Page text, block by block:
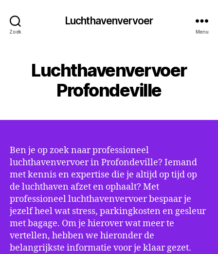
Zoek
Luchthavenvervoer
Menu
Luchthavenvervoer
Profondeville
Ben je op zoek naar professioneel
luchthavenvervoer in Profondeville? Iemand
met kennis en expertise die je altijd op tijd op
de luchthaven afzet en ophaalt? Met
professioneel luchthavenvervoer bespaar je
jezelf heel wat stress, parkingkosten en gesleur
met bagage. Om je hierover wat meer te
vertellen, hebben we hieronder de
belangrijkste informatie voor je klaar gezet.